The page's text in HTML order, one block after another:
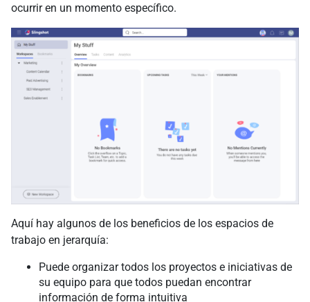
ocurrir en un momento específico.
Aquí hay algunos de los beneficios de los espacios de
trabajo en jerarquía:
Puede organizar todos los proyectos e iniciativas de
su equipo para que todos puedan encontrar
información de forma intuitiva